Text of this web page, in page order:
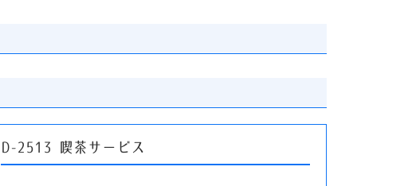
D-2513 喫茶サービス